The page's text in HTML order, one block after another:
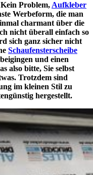
Problem,Aufkleber
Werbeform, die man
charmant über die
nicht überall einfach so
sich ganz sicher nicht
Schaufensterscheibe
und einen
also bitte, Sie selbst
Trotzdem sind
im kleinen Stil zu
hergestellt.